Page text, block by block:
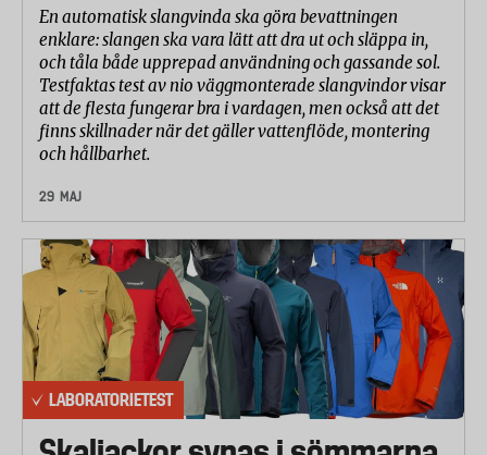
En automatisk slangvinda ska göra bevattningen
enklare: slangen ska vara lätt att dra ut och släppa in,
och tåla både upprepad användning och gassande sol.
Testfaktas test av nio väggmonterade slangvindor visar
att de flesta fungerar bra i vardagen, men också att det
finns skillnader när det gäller vattenflöde, montering
och hållbarhet.
29 MAJ
LABORATORIETEST